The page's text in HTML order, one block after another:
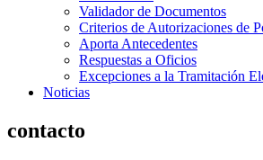
Validador de Documentos
Criterios de Autorizaciones de
Aporta Antecedentes
Respuestas a Oficios
Excepciones a la Tramitación
Noticias
contacto